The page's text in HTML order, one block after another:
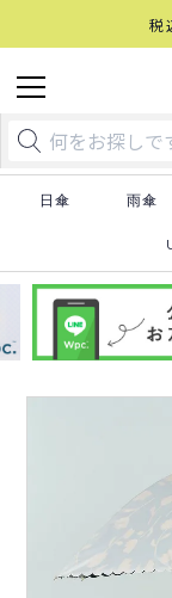
税
日傘 雨傘